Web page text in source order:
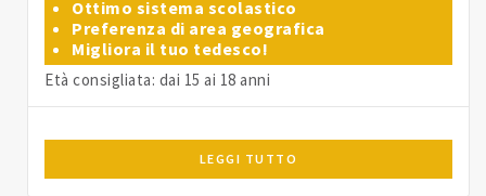
Ottimo sistema scolastico
Preferenza di area geografica
Migliora il tuo tedesco!
Età consigliata: dai 15 ai 18 anni
LEGGI TUTTO